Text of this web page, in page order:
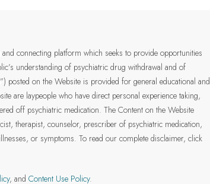
connecting platform which seeks to provide opportunities
understanding of psychiatric drug withdrawal and of
posted on the Website is provided for general educational and
are laypeople who have direct personal experience taking,
off psychiatric medication. The Content on the Website
therapist, counselor, prescriber of psychiatric medication,
or symptoms. To read our complete disclaimer, click
, andContent Use Policy.